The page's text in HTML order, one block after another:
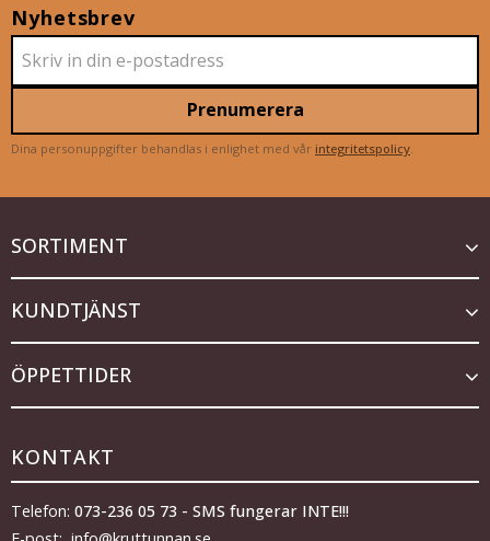
Nyhetsbrev
Prenumerera
Dina personuppgifter behandlas i enlighet med vår integritetspolicy
SORTIMENT
KUNDTJÄNST
ÖPPETTIDER
KONTAKT
Telefon: 073-236 05 73 - SMS fungerar INTE!!!